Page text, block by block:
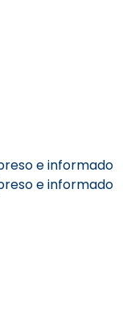
e informado
e informado